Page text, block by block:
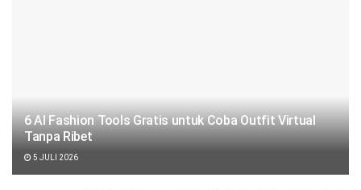
6 AI Fashion Tools Gratis untuk Coba Outfit Virtual
Tanpa Ribet
5 JULI 2026